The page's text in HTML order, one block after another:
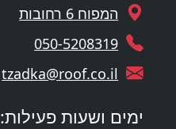
המפוח 6 רחובות
050-5208319
tzadka@roof.co.il
ימים ושעות פעילות: